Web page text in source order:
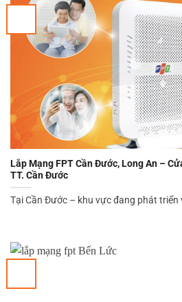
Lắp Mạng FPT Cần Đước, Long An –
TT. Cần Đước
Tại Cần Đước – khu vực đang phát triển